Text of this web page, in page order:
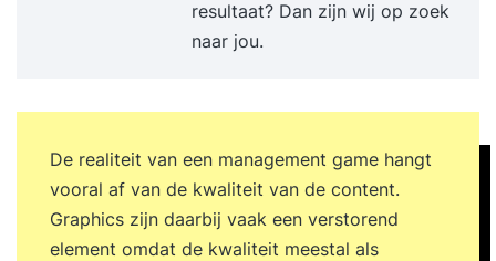
tools voor directe toepassing in je werk.
Resultaat Na deze training weet je hoe je een
weet je bewust te communiceren tijdens kritieke
momenten en vergroot je invloed in uitdagende
situaties. Je boekt zichtbaar betere resultaten en
ervaart meer energie en voldoening in je werk.
resultaat? Dan zijn wij op zoek
naar jou.
De realiteit van een management game hangt
vooral af van de kwaliteit van de content.
Graphics zijn daarbij vaak een verstorend
element omdat de kwaliteit meestal als